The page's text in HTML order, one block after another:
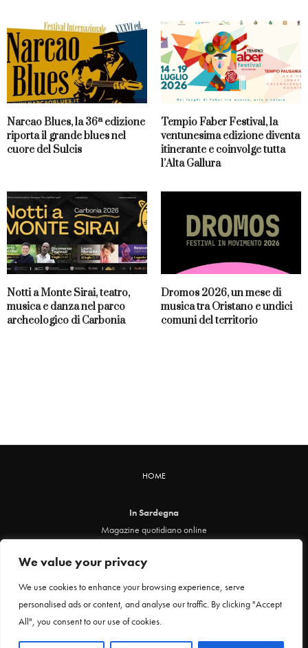
We value your privacy
We use cookies to enhance your browsing experience, serve
personalised ads or content, and analyse our traffic. By clicking "Accept
All", you consent to our use of cookies.
Narcao Blues, la 36ª edizione
riporta il grande blues nel
cuore del Sulcis
Tempio Faber Festival, la
ventunesima edizione diventa
itinerante e coinvolge tutta
l’Alta Gallura
Notti a Monte Sirai, teatro,
musica e danza nel parco
archeologico di Carbonia
Dromos 2026, un mese di
musica tra Oristano e undici
comuni del territorio
HOME
In Sardegna
Magazine quotidiano online
Direttore responsabile ed editore: Claudia Marin
Piazza Santa Chiara, 49 - 00186 - Roma
P.IVA 12912621005
Testata online registrata al Tribunale di Roma al n. 29 del 24 febbraio 2021